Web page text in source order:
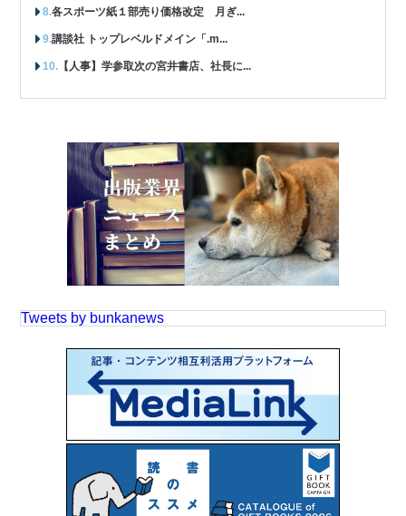
各スポーツ紙１部売り価格改定 月ぎ...
講談社 トップレベルドメイン「.m...
【人事】学参取次の宮井書店、社長に...
Tweets by bunkanews